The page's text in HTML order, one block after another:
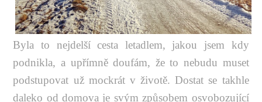
Byla to nejdelší cesta letadlem, jakou jsem kdy
podnikla, a upřímně doufám, že to nebudu muset
podstupovat už mockrát v životě. Dostat se takhle
daleko od domova je svým způsobem osvobozující